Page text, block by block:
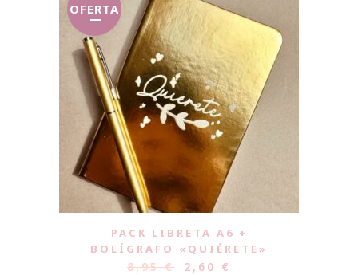
OFERTA
PACK LIBRETA A6 +
BOLÍGRAFO «QUIÉRETE»
8,95€ 2,60 €